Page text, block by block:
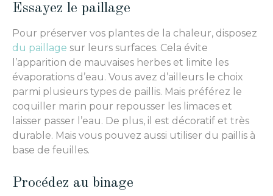
Essayez le paillage
Pour préserver vos plantes de la chaleur, disposez
du paillage sur leurs surfaces. Cela évite
l’apparition de mauvaises herbes et limite les
évaporations d’eau. Vous avez d’ailleurs le choix
parmi plusieurs types de paillis. Mais préférez le
coquiller marin pour repousser les limaces et
laisser passer l’eau. De plus, il est décoratif et très
durable. Mais vous pouvez aussi utiliser du paillis à
base de feuilles.
Procédez au binage